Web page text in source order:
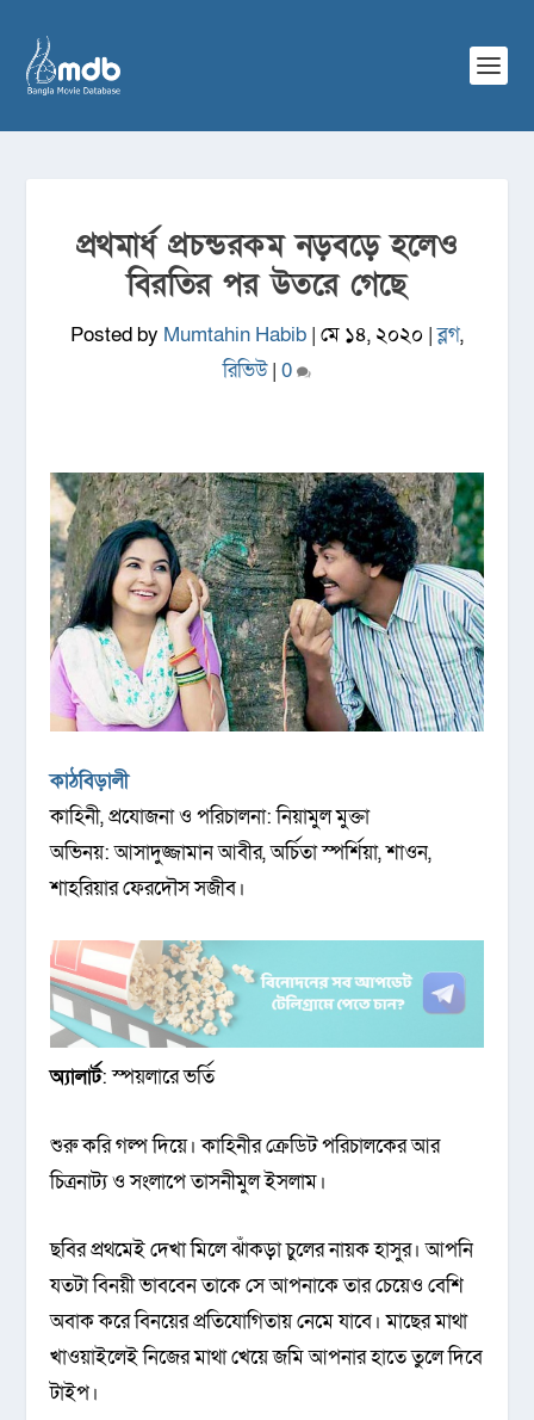
প্রথমার্ধ প্রচন্ডরকম নড়বড়ে হলেও
বিরতির পর উতরে গেছে
Posted by Mumtahin Habib | মে ১৪, ২০২০ |ব্লগ,
রিভিউ| 0
কাঠবিড়ালী
কাহিনী, প্রযোজনা ও পরিচালনা: নিয়ামুল মুক্তা
অভিনয়: আসাদুজ্জামান আবীর, অর্চিতা স্পর্শিয়া, শাওন,
শাহরিয়ার ফেরদৌস সজীব।
অ্যালার্ট: স্পয়লারে ভর্তি
শুরু করি গল্প দিয়ে। কাহিনীর ক্রেডিট পরিচালকের আর
চিত্রনাট্য ও সংলাপে তাসনীমুল ইসলাম।
ছবির প্রথমেই দেখা মিলে ঝাঁকড়া চুলের নায়ক হাসুর। আপনি
যতটা বিনয়ী ভাববেন তাকে সে আপনাকে তার চেয়েও বেশি
অবাক করে বিনয়ের প্রতিযোগিতায় নেমে যাবে। মাছের মাথা
খাওয়াইলেই নিজের মাথা খেয়ে জমি আপনার হাতে তুলে দিবে
টাইপ।